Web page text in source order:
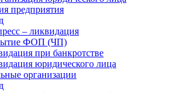
предприятия
– ликвидация
ФОП (ЧП)
при банкротстве
юридического лица
организации